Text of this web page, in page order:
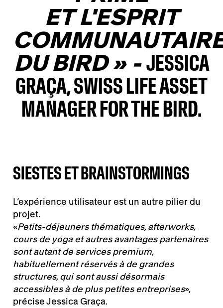
ET L'ESPRIT
DU BIRD»-JESSICA
GRAÇA, SWISS LIFE ASSET
MANAGER FOR THE BIRD.
SIESTES ET BRAINSTORMINGS
L’expérience utilisateur est un autre pilier du
projet.
«Petits-déjeuners thématiques, afterworks,
cours de yoga et autres avantages partenaires
sont autant de services premium,
habituellement réservés à de grandes
structures, qui sont aussi désormais
accessibles à de plus petites entreprises»,
précise Jessica Graça.